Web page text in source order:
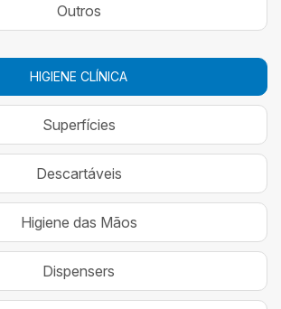
Outros
HIGIENE CLÍNICA
Superfícies
Descartáveis
Higiene das Mãos
Dispensers